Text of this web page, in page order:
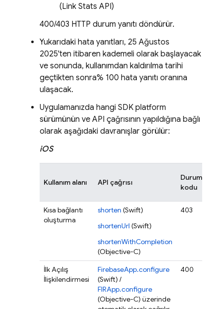
(Link Stats API)
400/403 HTTP durum yanıtı döndürür.
Yukarıdaki hata yanıtları, 25 Ağustos
2025'ten itibaren kademeli olarak başlayacak
ve sonunda, kullanımdan kaldırılma tarihi
geçtikten sonra% 100 hata yanıtı oranına
ulaşacak.
Uygulamanızda hangi SDK platform
sürümünün ve API çağrısının yapıldığına bağlı
olarak aşağıdaki davranışlar görülür:
iOS
Kullanım alanı API çağrısı
Durum
kodu
Kısa bağlantı
oluşturma
shorten (Swift)
shortenUrl (Swift)
shortenWithCompletion
(Objective-C)
403
İlk Açılış
İlişkilendirmesi
FirebaseApp.configure
(Swift) /
FIRApp.configure
(Objective-C) üzerinde
400